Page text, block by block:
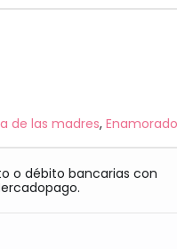
de las madres,
o débito bancarias con